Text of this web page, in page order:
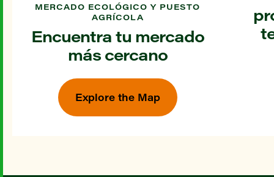
MERCADO ECOLÓGICO Y PUESTO
AGRÍCOLA
Encuentra tu mercado
más cercano
Explore the Map